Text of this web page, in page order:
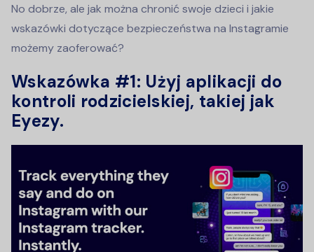
No dobrze, ale jak można chronić swoje dzieci i jakie
wskazówki dotyczące bezpieczeństwa na Instagramie
możemy zaoferować?
Wskazówka #1: Użyj aplikacji do
kontroli rodzicielskiej, takiej jak
Eyezy.